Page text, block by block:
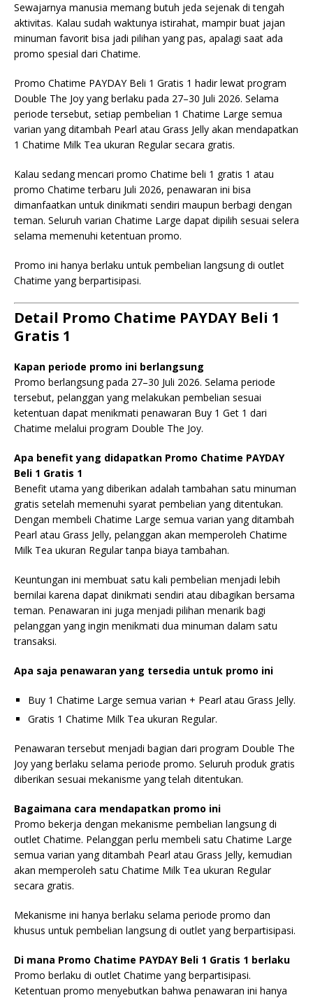
Sewajarnya manusia memang butuh jeda sejenak di tengah
aktivitas. Kalau sudah waktunya istirahat, mampir buat jajan
minuman favorit bisa jadi pilihan yang pas, apalagi saat ada
promo spesial dari Chatime.
Promo Chatime PAYDAY Beli 1 Gratis 1 hadir lewat program
Double The Joy yang berlaku pada 27–30 Juli 2026. Selama
periode tersebut, setiap pembelian 1 Chatime Large semua
varian yang ditambah Pearl atau Grass Jelly akan mendapatkan
1 Chatime Milk Tea ukuran Regular secara gratis.
Kalau sedang mencari promo Chatime beli 1 gratis 1 atau
promo Chatime terbaru Juli 2026, penawaran ini bisa
dimanfaatkan untuk dinikmati sendiri maupun berbagi dengan
teman. Seluruh varian Chatime Large dapat dipilih sesuai selera
selama memenuhi ketentuan promo.
Promo ini hanya berlaku untuk pembelian langsung di outlet
Chatime yang berpartisipasi.
Detail Promo Chatime PAYDAY Beli 1
Gratis 1
Kapan periode promo ini berlangsung
Promo berlangsung pada 27–30 Juli 2026. Selama periode
tersebut, pelanggan yang melakukan pembelian sesuai
ketentuan dapat menikmati penawaran Buy 1 Get 1 dari
Chatime melalui program Double The Joy.
Apa benefit yang didapatkan Promo Chatime PAYDAY
Beli 1 Gratis 1
Benefit utama yang diberikan adalah tambahan satu minuman
gratis setelah memenuhi syarat pembelian yang ditentukan.
Dengan membeli Chatime Large semua varian yang ditambah
Pearl atau Grass Jelly, pelanggan akan memperoleh Chatime
Milk Tea ukuran Regular tanpa biaya tambahan.
Keuntungan ini membuat satu kali pembelian menjadi lebih
bernilai karena dapat dinikmati sendiri atau dibagikan bersama
teman. Penawaran ini juga menjadi pilihan menarik bagi
pelanggan yang ingin menikmati dua minuman dalam satu
transaksi.
Apa saja penawaran yang tersedia untuk promo ini
Buy 1 Chatime Large semua varian + Pearl atau Grass Jelly.
Gratis 1 Chatime Milk Tea ukuran Regular.
Penawaran tersebut menjadi bagian dari program Double The
Joy yang berlaku selama periode promo. Seluruh produk gratis
diberikan sesuai mekanisme yang telah ditentukan.
Bagaimana cara mendapatkan promo ini
Promo bekerja dengan mekanisme pembelian langsung di
outlet Chatime. Pelanggan perlu membeli satu Chatime Large
semua varian yang ditambah Pearl atau Grass Jelly, kemudian
akan memperoleh satu Chatime Milk Tea ukuran Regular
secara gratis.
Mekanisme ini hanya berlaku selama periode promo dan
khusus untuk pembelian langsung di outlet yang berpartisipasi.
Di mana Promo Chatime PAYDAY Beli 1 Gratis 1 berlaku
Promo berlaku di outlet Chatime yang berpartisipasi.
Ketentuan promo menyebutkan bahwa penawaran ini hanya